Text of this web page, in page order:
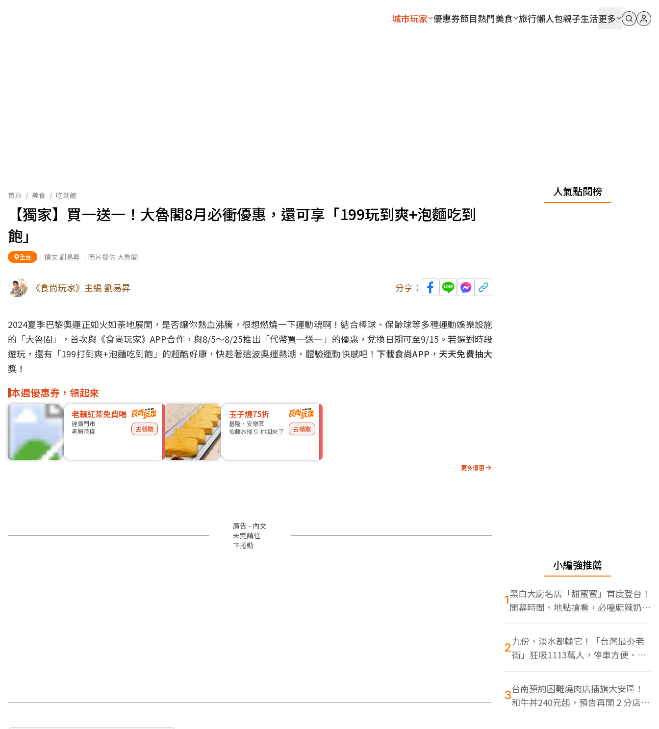
城市玩家 優惠券節目熱門美食 旅行懶人包親子生活更多
首頁 / 美食 / 吃到飽
【獨家】買一送一！大魯閣8月必衝優惠，還可享「199玩到爽+泡麵吃到
飽」
全台 ｜撰文 劉易昇 ｜圖片提供 大魯閣
《食尚玩家》主編 劉易昇 分享：
2024夏季巴黎奧運正如火如荼地展開，是否讓你熱血沸騰，很想燃燒一下運動魂啊！結合棒球、保齡球等多種運動娛樂設施
的「大魯閣」，首次與《食尚玩家》APP合作，與8/5～8/25推出「代幣買一送一」的優惠，兌換日期可至9/15。若選對時段
遊玩，還有「199打到爽+泡麵吃到飽」的超酷好康，快趁著這波奧運熱潮，體驗運動快感吧！ 下載食尚APP，天天免費抽大
獎！
本週優惠券，領起來
老賴紅茶免費喝
連鎖門市
老賴茶棧
去領取
玉子燒75折
基隆・安樂區
佐藤お帰り-你回來了
去領取
更多優惠
廣告 - 內文
未完請往
下捲動
人氣點閱榜
小編強推薦
1黑白大廚名店「甜蜜蜜」首度登台！
開幕時間、地點搶看，必嗑麻辣奶油
蝦
2九份、淡水都輸它！「台灣最夯老
街」狂吸1113萬人，停車方便、特
色美食多
3台南預約困難燒肉店插旗大安區！
和牛丼240元起，預告再開２分店、
地點曝光